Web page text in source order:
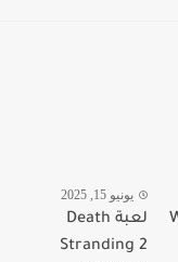
يونيو 15, 2025
لعبة Death
Stranding 2